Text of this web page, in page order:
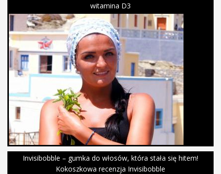
witamina D3
Invisibobble – gumka do włosów, która stała się hitem!
Kokoszkowa recenzja Invisibobble